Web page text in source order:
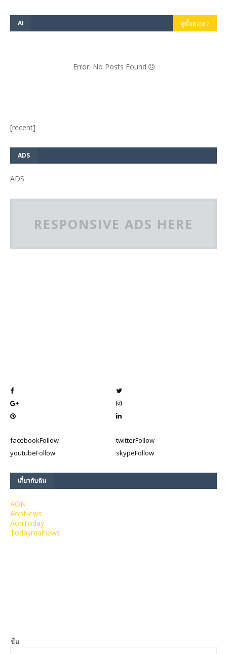
AI ดูทั้งหมด
Error: No Posts Found
[recent]
ADS
ADS
RESPONSIVE ADS HERE
facebookFollow twitterFollow
youtubeFollow skypeFollow
เกี่ยวกับฉัน
AON
AonNews
AonToday
Todayrealnews
ชื่อ